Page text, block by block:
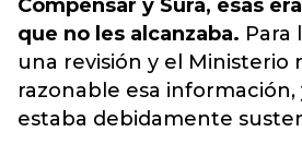
Compensar y Sura, esas
que no les alcanzaba. Para
una revisión y el Ministerio
razonable esa
estaba debidamente